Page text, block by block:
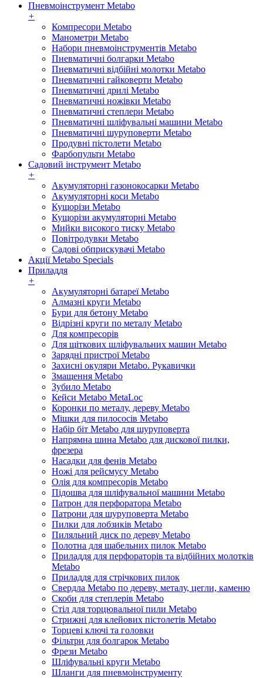
Пневмоінструмент Metabo
+
Компресори Metabo
Манометри Metabo
Набори пневмоінструментів Metabo
Пневматичні болгарки Metabo
Пневматичні відбійні молотки Metabo
Пневматичні гайковерти Metabo
Пневматичні дрилі Metabo
Пневматичні ножівки Metabo
Пневматичні степлери Metabo
Пневматичні шліфувальні машини Metabo
Пневматичні шуруповерти Metabo
Продувні пістолети Metabo
Фарбопульти Metabo
Садовий інструмент Metabo
+
Акумуляторні газонокосарки Metabo
Акумуляторні коси Metabo
Кущорізи Metabo
Кущорізи акумуляторні Metabo
Мийки високого тиску Metabo
Повітродувки Metabo
Садові обприскувачі Metabo
Акції Metabo Specials
Приладдя
+
Акумуляторні батареї Metabo
Алмазні круги Metabo
Бури для бетону Metabo
Відрізні круги по металу Metabo
Для компресорів
Для щіткових шліфувальних машин Metabo
Зарядні пристрої Metabo
Захисні окуляри Metabo. Рукавички
Змащення Metabo
Зубило Metabo
Кейси Metabo MetaLoc
Коронки по металу, дереву Metabo
Мішки для пилососів Metabo
Набір біт Metabo для шуруповерта
Напрямна шина Metabo для дискової пилки,
фрезера
Насадки для фенів Metabo
Ножі для рейсмусу Metabo
Олія для компресорів Metabo
Підошва для шліфувальної машини Metabo
Патрон для перфоратора Metabo
Патрони для шуруповерта Metabo
Пилки для лобзиків Metabo
Пиляльний диск по дереву Metabo
Полотна для шабельних пилок Metabo
Приладдя для перфораторів та відбійних молотків
Metabo
Приладдя для стрічкових пилок
Свердла Metabo по дереву, металу, цегли, каменю
Скоби для степлерів Metabo
Стіл для торцювальної пили Metabo
Стрижні для клейових пістолетів Metabo
Торцеві ключі та головки
Фільтри для болгарок Metabo
Фрези Metabo
Шліфувальні круги Metabo
Шланги для пневмоінструменту